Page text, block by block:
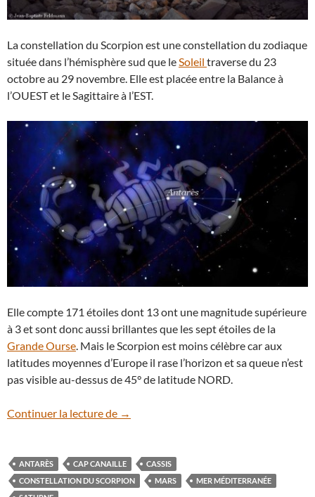
La constellation du Scorpion est une constellation du zodiaque
située dans l’hémisphère sud que le Soleil traverse du 23
octobre au 29 novembre. Elle est placée entre la Balance à
l’OUEST et le Sagittaire à l’EST.
Elle compte 171 étoiles dont 13 ont une magnitude supérieure
à 3 et sont donc aussi brillantes que les sept étoiles de la
Grande Ourse . Mais le Scorpion est moins célèbre car aux
latitudes moyennes d’Europe il rase l’horizon et sa queue n’est
pas visible au-dessus de 45° de latitude NORD.
Continuer la lecture de La constellation du Scorpion se dévoile
→
ANTARÈS CAP CANAILLE
CASSIS
CONSTELLATION DU SCORPION
MARS
MER MÉDITERRANÉE